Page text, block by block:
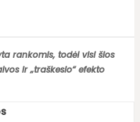
rankomis, todėl visi šios
ir „traškesio“ efekto